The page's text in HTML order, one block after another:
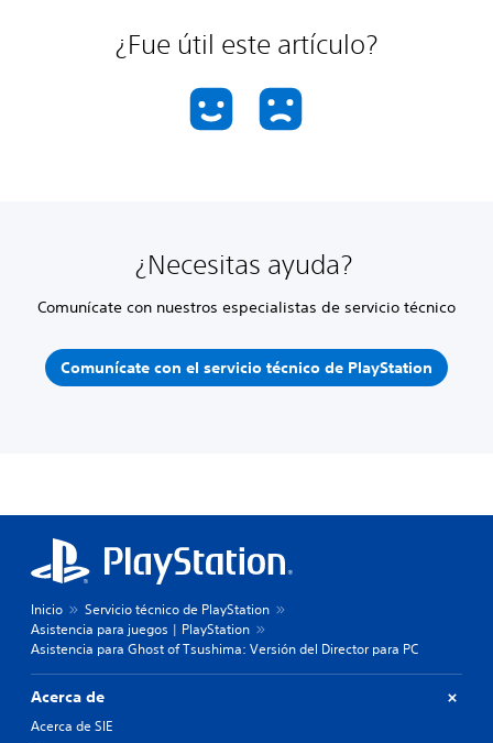
¿Fue útil este artículo?
¿Necesitas ayuda?
Comunícate con nuestros especialistas de servicio técnico
Comunícate con el servicio técnico de PlayStation
Inicio
Servicio técnico de PlayStation
Asistencia para juegos | PlayStation
Asistencia para Ghost of Tsushima: Versión del Director para PC
Acerca de
Acerca de SIE